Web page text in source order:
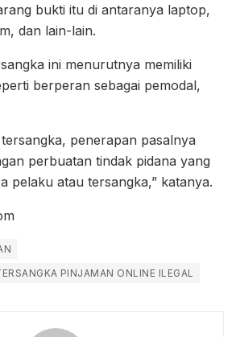
bukti itu di antaranya laptop,
dan lain-lain.
ini menurutnya memiliki
berperan sebagai pemodal,
penerapan pasalnya
perbuatan tindak pidana yang
pelaku atau tersangka,” katanya.
PINJAMAN ONLINE ILEGAL